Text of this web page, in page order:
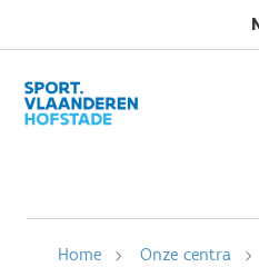
Home Onze centra